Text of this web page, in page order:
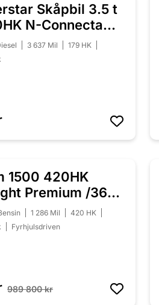
Skåpbil 3.5 t
N-Connecta
3 637 Mil
179 HK
NEDSATT 10 000 KR
1500 420HK
Premium /360
1 286 Mil
420 HK
Fyrhjulsdriven
989 800 kr